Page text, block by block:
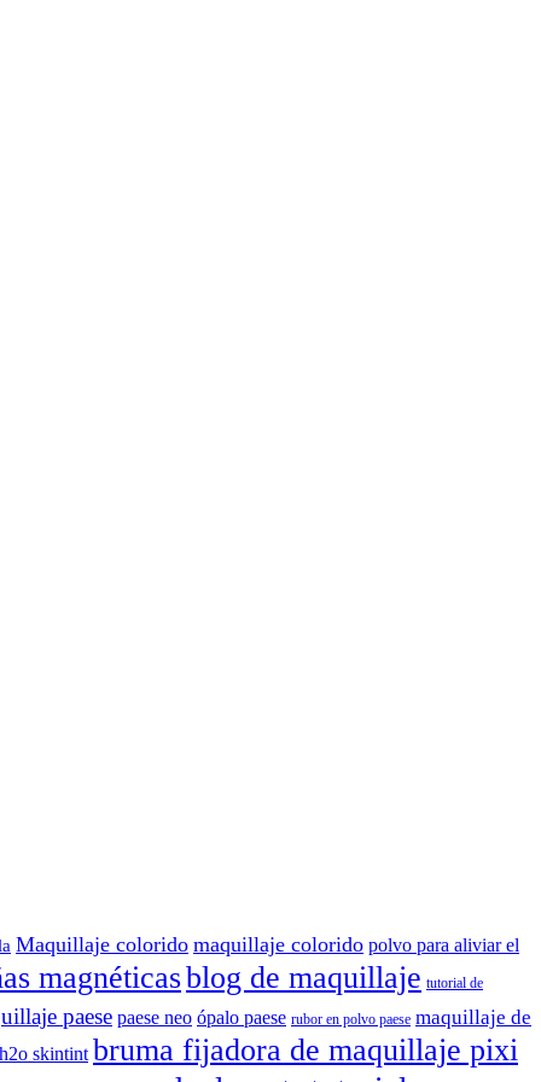
Maquillaje colorido maquillaje colorido polvo para aliviar el
magnéticasblog de maquillaje tutorial de
paese paese neo ópalo paese rubor en polvo paese maquillaje de
skintint bruma fijadora de maquillaje pixi